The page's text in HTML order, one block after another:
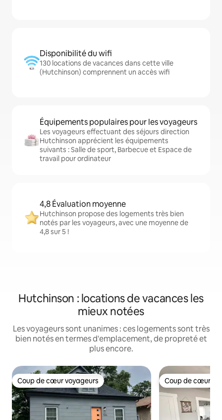
Disponibilité du wifi
130 locations de vacances dans cette ville
(Hutchinson) comprennent un accès wifi
Équipements populaires pour les voyageurs
Les voyageurs effectuant des séjours direction
Hutchinson apprécient les équipements
suivants : Salle de sport, Barbecue et Espace de
travail pour ordinateur
4,8 Évaluation moyenne
Hutchinson propose des logements très bien
notés par les voyageurs, avec une moyenne de
4,8 sur 5 !
Hutchinson : locations de vacances les
mieux notées
Les voyageurs sont unanimes : ces logements sont très
bien notés en termes d'emplacement, de propreté et
plus encore.
Coup de cœur voyageurs
Coup de cœur voyageurs Coup de cœur
Coup de cœur